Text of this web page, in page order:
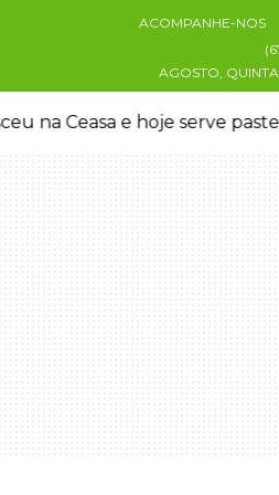
ACOMPANHE-NOS
AGOSTO, QUINTA
na Ceasa e hoje serve